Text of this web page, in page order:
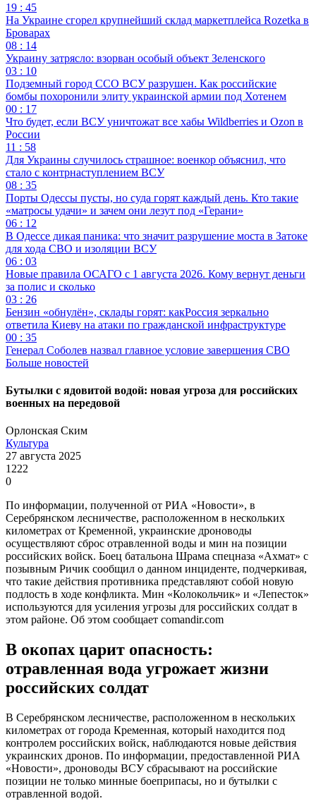
19 : 45
На Украине сгорел крупнейший склад маркетплейса Rozetka в
Броварах
08 : 14
Украину затрясло: взорван особый объект Зеленского
03 : 10
Подземный город ССО ВСУ разрушен. Как российские
бомбы похоронили элиту украинской армии под Хотенем
00 : 17
Что будет, если ВСУ уничтожат все хабы Wildberries и Ozon в
России
11 : 58
Для Украины случилось страшное: военкор объяснил, что
стало с контрнаступлением ВСУ
08 : 35
Порты Одессы пусты, но суда горят каждый день. Кто такие
«матросы удачи» и зачем они лезут под «Герани»
06 : 12
В Одессе дикая паника: что значит разрушение моста в Затоке
для хода СВО и изоляции ВСУ
06 : 03
Новые правила ОСАГО с 1 августа 2026. Кому вернут деньги
за полис и сколько
03 : 26
Бензин «обнулён», склады горят: какРоссия зеркально
ответила Киеву на атаки по гражданской инфраструктуре
00 : 35
Генерал Соболев назвал главное условие завершения СВО
Больше новостей
Бутылки с ядовитой водой: новая угроза для российских
военных на передовой
Орлонская Ским
Культура
27 августа 2025
1222
0
По информации, полученной от РИА «Новости», в
Серебрянском лесничестве, расположенном в нескольких
километрах от Кременной, украинские дроноводы
осуществляют сброс отравленной воды и мин на позиции
российских войск. Боец батальона Шрама спецназа «Ахмат» с
позывным Ричик сообщил о данном инциденте, подчеркивая,
что такие действия противника представляют собой новую
подлость в ходе конфликта. Мин «Колокольчик» и «Лепесток»
используются для усиления угрозы для российских солдат в
этом районе. Об этом сообщает comandir.com
В окопах царит опасность:
отравленная вода угрожает жизни
российских солдат
В Серебрянском лесничестве, расположенном в нескольких
километрах от города Кременная, который находится под
контролем российских войск, наблюдаются новые действия
украинских дронов. По информации, предоставленной РИА
«Новости», дроноводы ВСУ сбрасывают на российские
позиции не только минные боеприпасы, но и бутылки с
отравленной водой.